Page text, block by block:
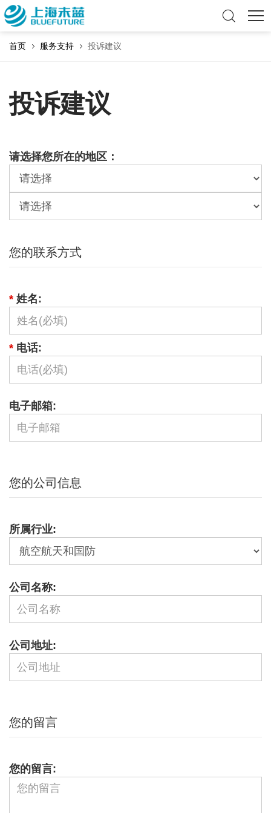
首页 服务支持 投诉建议
投诉建议
请选择您所在的地区：
您的联系方式
* 姓名:
* 电话:
电子邮箱:
您的公司信息
所属行业:
公司名称:
公司地址:
您的留言
您的留言: